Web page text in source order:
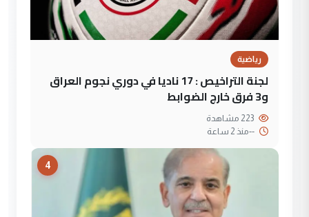
رياضية
لجنة التراخيص : 17 ناديا في دوري نجوم العراق
و3 فرق خارج الضوابط
--منذ 2 ساعة
4